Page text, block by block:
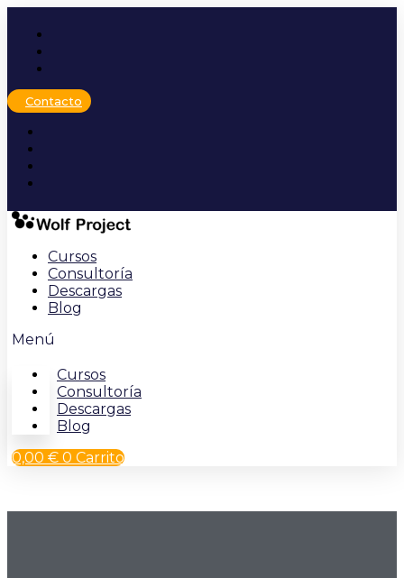
contenido
Contacto
Cursos
Consultoría
Descargas
Blog
Menú
Cursos
Consultoría
Descargas
Blog
0,00 € 0 Carrito